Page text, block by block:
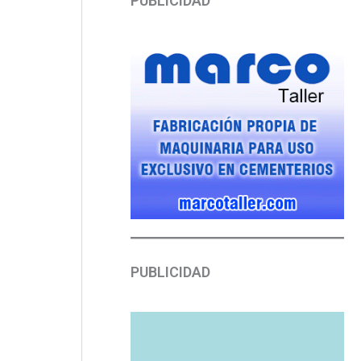
PUBLICIDAD